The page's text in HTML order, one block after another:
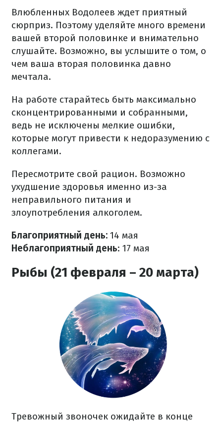
Влюбленных Водолеев ждет приятный
сюрприз. Поэтому уделяйте много времени
вашей второй половинке и внимательно
слушайте. Возможно, вы услышите о том, о
чем ваша вторая половинка давно
мечтала.
На работе старайтесь быть максимально
сконцентрированными и собранными,
ведь не исключены мелкие ошибки,
которые могут привести к недоразумению с
коллегами.
Пересмотрите свой рацион. Возможно
ухудшение здоровья именно из-за
неправильного питания и
злоупотребления алкоголем.
Благоприятный день: 14 мая
Неблагоприятный день: 17 мая
Рыбы (21 февраля – 20 марта)
Тревожный звоночек ожидайте в конце